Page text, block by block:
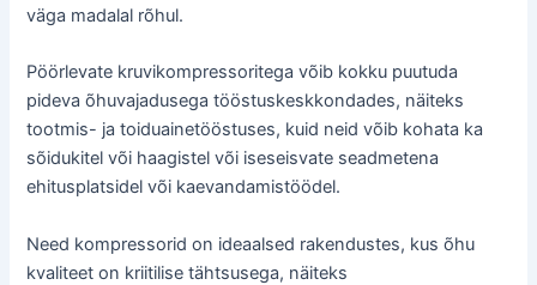
väga madalal rõhul.
Pöörlevate kruvikompressoritega võib kokku puutuda
pideva õhuvajadusega tööstuskeskkondades, näiteks
tootmis- ja toiduainetööstuses, kuid neid võib kohata ka
sõidukitel või haagistel või iseseisvate seadmetena
ehitusplatsidel või kaevandamistöödel.
Need kompressorid on ideaalsed rakendustes, kus õhu
kvaliteet on kriitilise tähtsusega, näiteks